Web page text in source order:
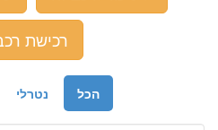
רכישת
נטרלי הכל